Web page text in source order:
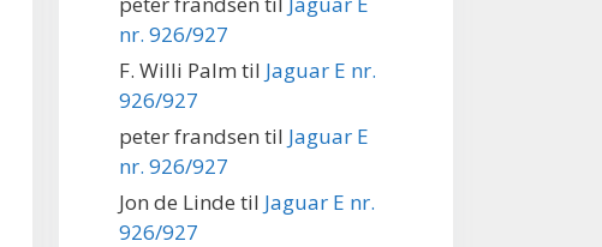
nr. 926/927
F. Willi Palm til Jaguar E nr.
926/927
peter frandsen til Jaguar E
nr. 926/927
Jon de Linde til Jaguar E nr.
926/927